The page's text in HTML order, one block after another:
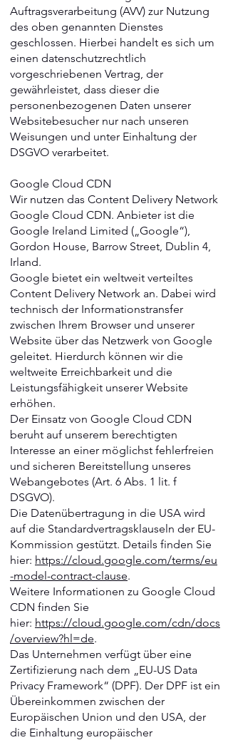
Auftragsverarbeitung (AVV) zur Nutzung
des oben genannten Dienstes
geschlossen. Hierbei handelt es sich um
einen datenschutzrechtlich
vorgeschriebenen Vertrag, der
gewährleistet, dass dieser die
personenbezogenen Daten unserer
Websitebesucher nur nach unseren
Weisungen und unter Einhaltung der
DSGVO verarbeitet.
Google Cloud CDN
Wir nutzen das Content Delivery Network
Google Cloud CDN. Anbieter ist die
Google Ireland Limited („Google“),
Gordon House, Barrow Street, Dublin 4,
Irland.
Google bietet ein weltweit verteiltes
Content Delivery Network an. Dabei wird
technisch der Informationstransfer
zwischen Ihrem Browser und unserer
Website über das Netzwerk von Google
geleitet. Hierdurch können wir die
weltweite Erreichbarkeit und die
Leistungsfähigkeit unserer Website
erhöhen.
Der Einsatz von Google Cloud CDN
beruht auf unserem berechtigten
Interesse an einer möglichst fehlerfreien
und sicheren Bereitstellung unseres
Webangebotes (Art. 6 Abs. 1 lit. f
DSGVO).
Die Datenübertragung in die USA wird
auf die Standardvertragsklauseln der EU-
Kommission gestützt. Details finden Sie
hier: https://cloud.google.com/terms/eu
-model-contract-clause.
Weitere Informationen zu Google Cloud
CDN finden Sie
hier: https://cloud.google.com/cdn/docs
/overview?hl=de.
Das Unternehmen verfügt über eine
Zertifizierung nach dem „EU-US Data
Privacy Framework“ (DPF). Der DPF ist ein
Übereinkommen zwischen der
Europäischen Union und den USA, der
die Einhaltung europäischer